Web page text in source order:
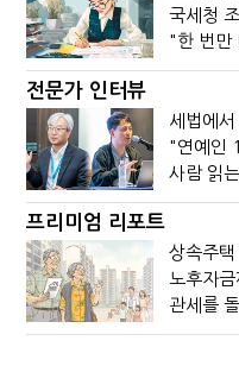
전문가 인터뷰
프리미엄 리포트